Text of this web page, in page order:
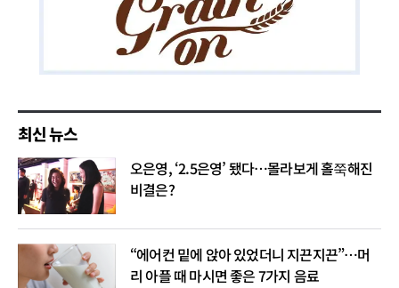
최신 뉴스
오은영, ‘2.5은영’ 됐다…몰라보게 홀쭉해진
비결은?
“에어컨 밑에 앉아 있었더니 지끈지끈”…머
리 아플 때 마시면 좋은 7가지 음료